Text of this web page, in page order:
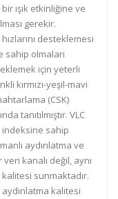
ışık etkinliğine ve
gerekir.
desteklemesi
sahip olmaları
için yeterli
kırmızı-yeşil-mavi
(CSK)
tanıtılmıştır. VLC
sahip
aydınlatma ve
kanalı değil, aynı
sunmaktadır.
kalitesi